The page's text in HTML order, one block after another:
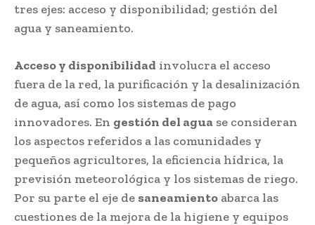
tres ejes: acceso y disponibilidad; gestión del
agua y saneamiento.
Acceso y disponibilidad involucra el acceso
fuera de la red, la purificación y la desalinización
de agua, así como los sistemas de pago
innovadores. En gestión del agua se consideran
los aspectos referidos a las comunidades y
pequeños agricultores, la eficiencia hídrica, la
previsión meteorológica y los sistemas de riego.
Por su parte el eje de saneamiento abarca las
cuestiones de la mejora de la higiene y equipos